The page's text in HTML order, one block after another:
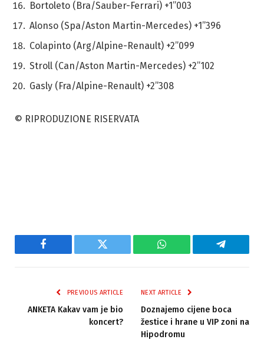
Bortoleto (Bra/Sauber-Ferrari) +1”003
Alonso (Spa/Aston Martin-Mercedes) +1”396
Colapinto (Arg/Alpine-Renault) +2”099
Stroll (Can/Aston Martin-Mercedes) +2”102
Gasly (Fra/Alpine-Renault) +2”308
© RIPRODUZIONE RISERVATA
Facebook Twitter WhatsApp Telegram
PREVIOUS ARTICLE
ANKETA Kakav vam je bio
koncert?
NEXT ARTICLE
Doznajemo cijene boca
žestice i hrane u VIP zoni na
Hipodromu